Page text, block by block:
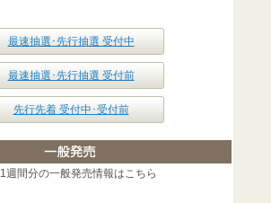
最速抽選･先行抽選 受付中
最速抽選･先行抽選 受付前
先行先着 受付中･受付前
1週間分の一般発売情報はこちら